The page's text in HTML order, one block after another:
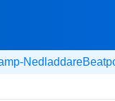
Nedladdare